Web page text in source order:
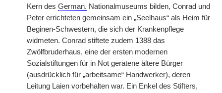
Kern des German. Nationalmuseums bilden, Conrad und
Peter errichteten gemeinsam ein „Seelhaus“ als Heim für
Beginen-Schwestern, die sich der Krankenpflege
widmeten. Conrad stiftete zudem 1388 das
Zwölfbruderhaus, eine der ersten modernen
Sozialstiftungen für in Not geratene ältere Bürger
(ausdrücklich für „arbeitsame“ Handwerker), deren
Leitung Laien vorbehalten war. Ein Enkel des Stifters,